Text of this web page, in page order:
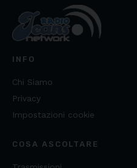
INFO
Chi Siamo
Privacy
Impostazioni cookie
COSA ASCOLTARE